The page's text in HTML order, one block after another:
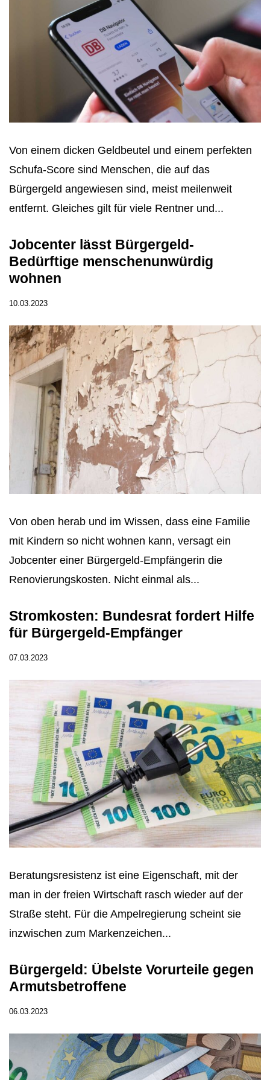
Von einem dicken Geldbeutel und einem perfekten
Schufa-Score sind Menschen, die auf das
Bürgergeld angewiesen sind, meist meilenweit
entfernt. Gleiches gilt für viele Rentner und...
Jobcenter lässt Bürgergeld-
Bedürftige menschenunwürdig
wohnen
10.03.2023
Von oben herab und im Wissen, dass eine Familie
mit Kindern so nicht wohnen kann, versagt ein
Jobcenter einer Bürgergeld-Empfängerin die
Renovierungskosten. Nicht einmal als...
Stromkosten: Bundesrat fordert Hilfe
für Bürgergeld-Empfänger
07.03.2023
Beratungsresistenz ist eine Eigenschaft, mit der
man in der freien Wirtschaft rasch wieder auf der
Straße steht. Für die Ampelregierung scheint sie
inzwischen zum Markenzeichen...
Bürgergeld: Übelste Vorurteile gegen
Armutsbetroffene
06.03.2023